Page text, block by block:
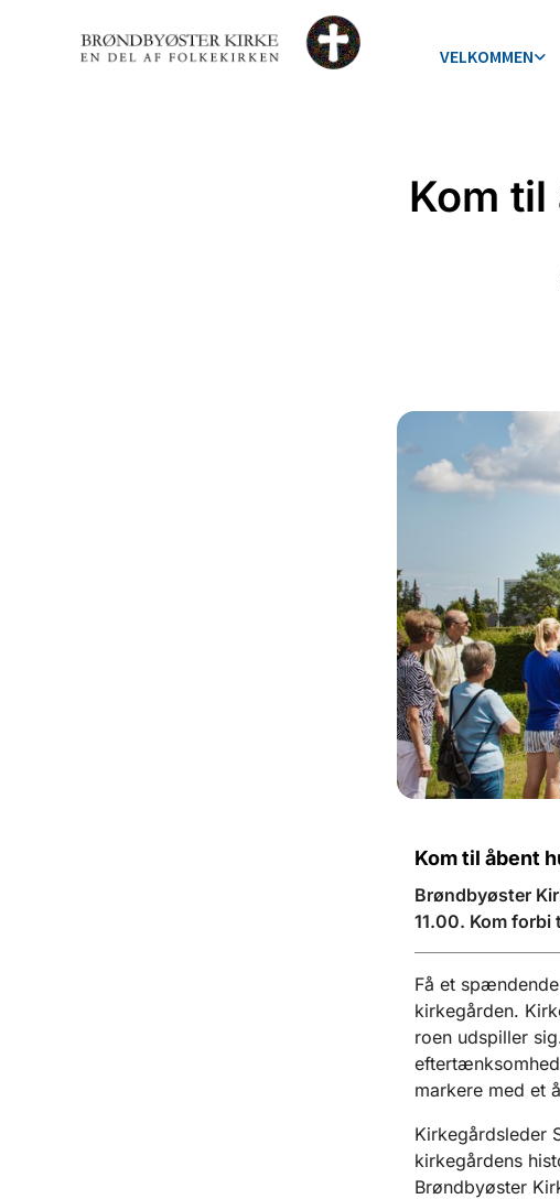
VELKOMMEN
Kom
Kom til åbent
Brøndbyøster
11.00. Kom forbi
Få et
kirkegården.
roen udspiller
markere med et
Kirkegårdsleder
kirkegårdens
Brøndbyøster